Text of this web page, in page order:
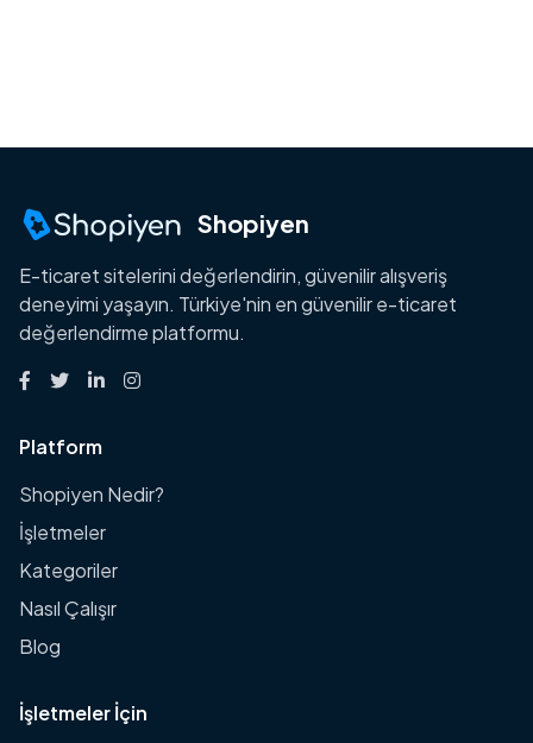
Shopiyen
E-ticaret sitelerini değerlendirin, güvenilir alışveriş
deneyimi yaşayın. Türkiye'nin en güvenilir e-ticaret
değerlendirme platformu.
Platform
Shopiyen Nedir?
İşletmeler
Kategoriler
Nasıl Çalışır
Blog
İşletmeler İçin